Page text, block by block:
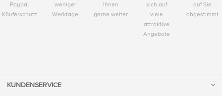
Paypal
Käuferschutz
weniger
Werktage
Ihnen
gerne weiter
sich auf
viele
attraktive
Angebote
auf Sie
abgestimmt
KUNDENSERVICE